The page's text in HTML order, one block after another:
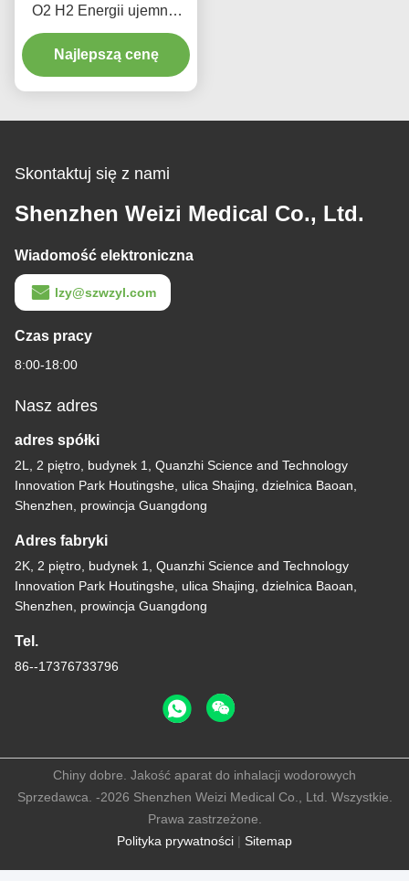
O2 H2 Energii ujemnej
wodorowania z
elektrolizerem
Najlepszą cenę
Skontaktuj się z nami
Shenzhen Weizi Medical Co., Ltd.
Wiadomość elektroniczna
lzy@szwzyl.com
Czas pracy
8:00-18:00
Nasz adres
adres spółki
2L, 2 piętro, budynek 1, Quanzhi Science and Technology
Innovation Park Houtingshe, ulica Shajing, dzielnica Baoan,
Shenzhen, prowincja Guangdong
Adres fabryki
2K, 2 piętro, budynek 1, Quanzhi Science and Technology
Innovation Park Houtingshe, ulica Shajing, dzielnica Baoan,
Shenzhen, prowincja Guangdong
Tel.
86--17376733796
Polityka prywatności | Sitemap
Chiny dobre. Jakość aparat do inhalacji wodorowych
Sprzedawca. -2026 Shenzhen Weizi Medical Co., Ltd. Wszystkie.
Prawa zastrzeżone.